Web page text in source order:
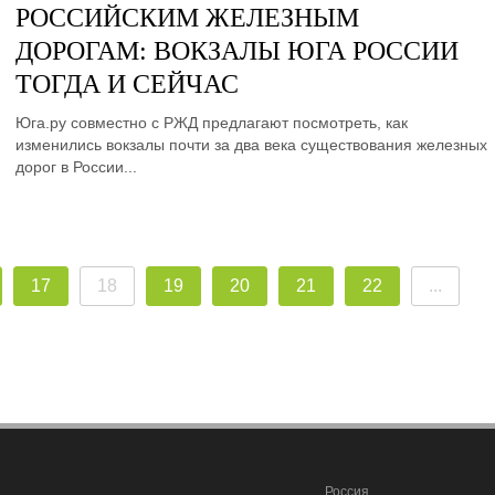
РОССИЙСКИМ ЖЕЛЕЗНЫМ
ДОРОГАМ: ВОКЗАЛЫ ЮГА РОССИИ
ТОГДА И СЕЙЧАС
Юга.ру совместно с РЖД предлагают посмотреть, как
изменились вокзалы почти за два века существования железных
дорог в России...
17 18 19 20 21 22 ...
Россия